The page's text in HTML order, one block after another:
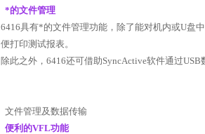
*的文件管理
6416具有*的文件管理功能，除了能对机内或U盘
便打印测试报表。
除此之外， 6416还可借助SyncActive软件通过USB
文件管理及数据传输
便利的VFL功能